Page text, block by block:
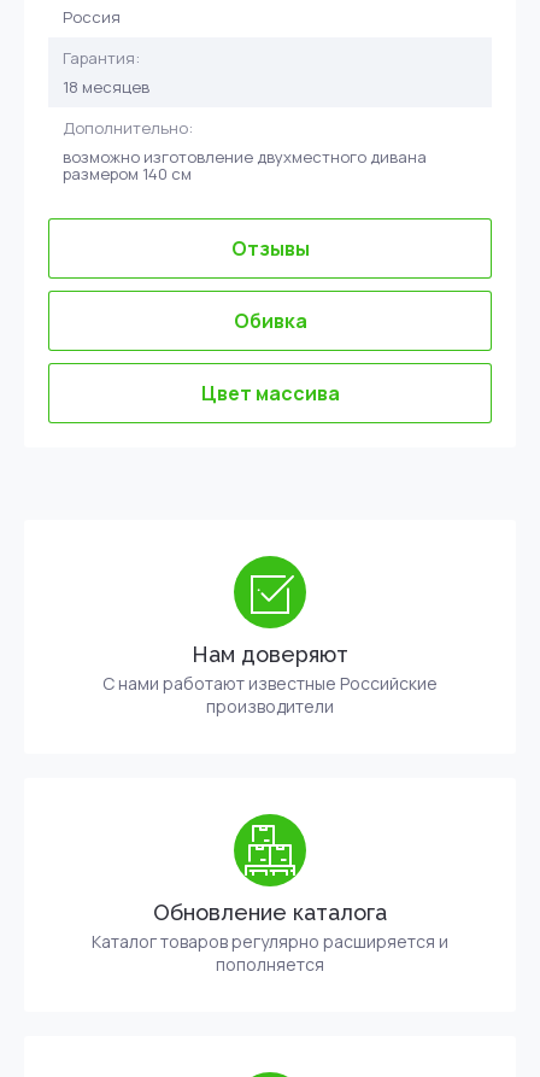
Россия
Гарантия:
18 месяцев
Дополнительно:
возможно изготовление двухместного дивана
размером 140 см
Отзывы
Обивка
Цвет массива
Нам доверяют
С нами работают известные Российские
производители
Обновление каталога
Каталог товаров регулярно расширяется и
пополняется